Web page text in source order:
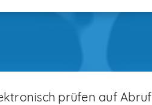
prüfen auf Abruf